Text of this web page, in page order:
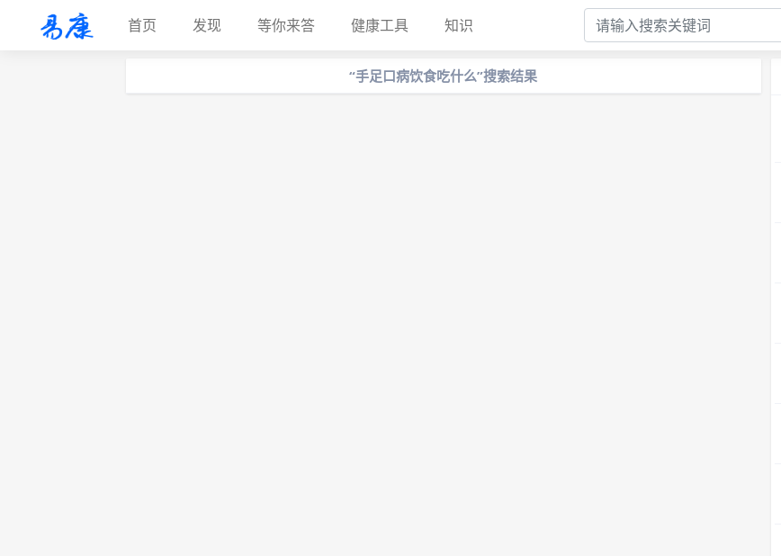
首页 发现 等你来答 健康工具 知识
“手足口病饮食吃什么”搜索结果